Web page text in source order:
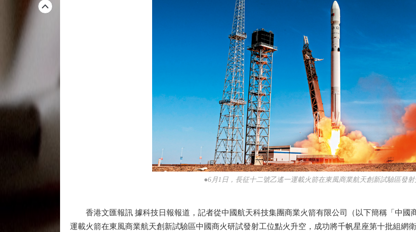
●6月1日，長征十二號乙遙一運載火箭在東風商業航天創新試驗區發
香港文匯報訊 據科技日報報道，記者從中國航天科技集團商業火箭有限公司（以下簡稱「中國
運載火箭在東風商業航天創新試驗區中國商火研試發射工位點火升空，成功將千帆星座第十批組網